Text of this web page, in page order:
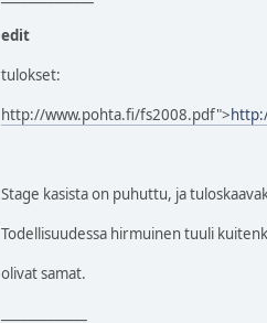
edit
tulokset:
http://www.pohta.fi/fs2008.pdf">
Stage kasista on puhuttu, ja
Todellisuudessa hirmuinen tuuli
olivat samat.